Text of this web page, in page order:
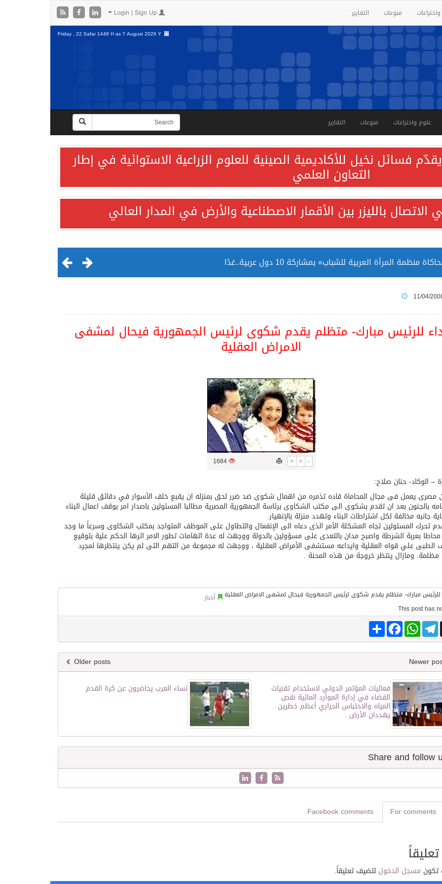
منوعات التقارير
Friday , 22 Safar 1448 H as7 August 2026 Y
علوم واختراعات منوعات التقارير
فسائل نخيل للأكاديمية الصينية للعلوم الزراعية الاستوائية في إطار
التعاون العلمي
بالليزر بين الأقمار الاصطناعية والأرض في المدار العالي
المرأة العربية للشباب» بمشاركة 10 دول عربية..غدًا
بصورة أكثر إيجابية من الولايات المتحدة
ضمن قائمة التراث العالمي
الحرمين الشريفين توثق أسماء الخلفاء الراشدين وتعود إلى القرن الثالث عشر الهجري
اتفاقية تطوير مصانع جاهزة ومتخصصة في مجال الطاقة
11/04/
للرئيس مبارك- متظلم يقدم شكوى لرئيس الجمهورية فيحال لمشفى
الامراض العقلية
+ = -
1684
– الوكاد- حنان صلاح:
مصرى يعمل فى مجال المحاماة قاده تذمره من اهمال شكوى ضد ضرر لحق بمنزله ان يقبع خلف الأسوار في دقائق قليلة
بالجنون بعد ان تقدم بشكوى الى مكتب الشكاوى برئاسة الجمهورية المصرية مطالبا المسئولين باصدار امر بوقف اعمال البناء
جانبه مخالفة لكل اشتراطات البناء وتهدد منزلة بالإنهيار.
تحرك المسئولين تجاه المشكلة الأمر الذى دعاه الى الإنفعال والتطاول على الموظف المتواجد بمكتب الشكاوى وسرعاً ما وجد
بعربة الشرطة واصبح مدان بالتعدى على مسؤولين بالدولة ووجهت له عدة اتهامات تطور الامر اثرها الحكم علية بتوقيع
الطبى علي قواه العقلية وايداعه مستشفى الأمراض العقلية ، ووجهت له مجموعة من التهم التى لم يكن ينتظرها لمجرد
مظلمة. ومازال ينتظر خروجة من هذه المحنة .
أخبار
Share
FacebookWhatsAppTelegram
Older posts
نساء العرب يحاضرون عن كرة القدم
فعاليات المؤتمر الدولي لاستخدام تقنيات
الفضاء في إدارة الموارد المائية نقص
المياه والاحتباس الحراري أعظم خطرين
يهددان الأرض .
For comments
Facebook comments
تكون مسجل الدخول لتضيف تعليقاً.